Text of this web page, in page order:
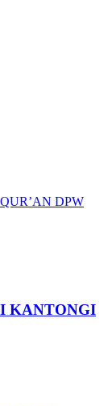
DPW
KANTONGI